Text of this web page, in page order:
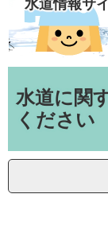
水道情報サ
文水道に関
ください